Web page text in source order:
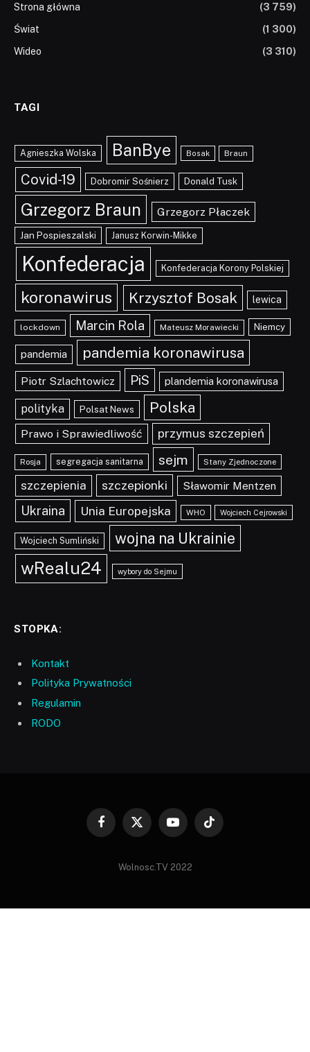
Strona główna
(3 759)
Świat
(1 300)
Wideo
(3 310)
TAGI
Agnieszka Wolska BanBye Bosak Braun
Covid-19 Dobromir Sośnierz Donald Tusk
Grzegorz Braun Grzegorz Płaczek
Jan Pospieszalski Janusz Korwin-Mikke
Konfederacja Konfederacja Korony Polskiej
koronawirus Krzysztof Bosak lewica
lockdown Marcin Rola Mateusz Morawiecki Niemcy
pandemia pandemia koronawirusa
Piotr Szlachtowicz PiS plandemia koronawirusa
polityka Polsat News Polska
Prawo i Sprawiedliwość przymus szczepień
Rosja segregacja sanitarna sejm Stany Zjednoczone
szczepienia szczepionki Sławomir Mentzen
Ukraina Unia Europejska WHO Wojciech Cejrowski
Wojciech Sumliński wojna na Ukrainie
wRealu24 wybory do Sejmu
STOPKA:
Kontakt
Polityka Prywatności
Regulamin
RODO
Facebook
X
YouTubeTikTok
Wolnosc.TV 2022